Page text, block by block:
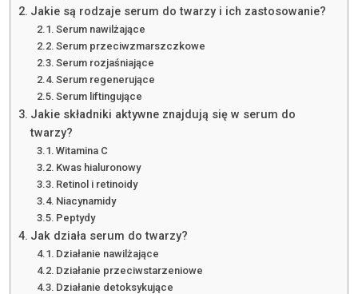
Jakie są rodzaje serum do twarzy i ich zastosowanie?
Serum nawilżające
Serum przeciwzmarszczkowe
Serum rozjaśniające
Serum regenerujące
Serum liftingujące
Jakie składniki aktywne znajdują się w serum do
twarzy?
Witamina C
Kwas hialuronowy
Retinol i retinoidy
Niacynamidy
Peptydy
Jak działa serum do twarzy?
Działanie nawilżające
Działanie przeciwstarzeniowe
Działanie detoksykujące